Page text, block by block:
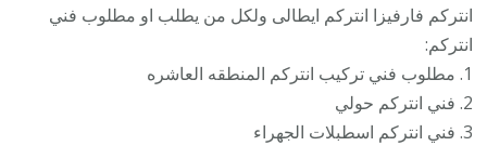
انتركم فارفيزا انتركم ايطالى ولكل من يطلب او مطلوب فني
انتركم:
1. مطلوب فني تركيب انتركم المنطقه العاشره
2. فني انتركم حولي
3. فني انتركم اسطبلات الجهراء